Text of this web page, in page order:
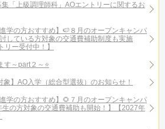
集「上級調理師科」AOエントリーに関するお
学の方おすすめ】🍉８月のオープンキャンパ
している方対象の交通費補助制度も実施
ー受付中！】
す～part２～⭐
象】AO入学（総合型選抜）のお知らせ！
学の方おすすめ】🌻７月のオープンキャンパ
の方対象の交通費補助も開始！】【2027年